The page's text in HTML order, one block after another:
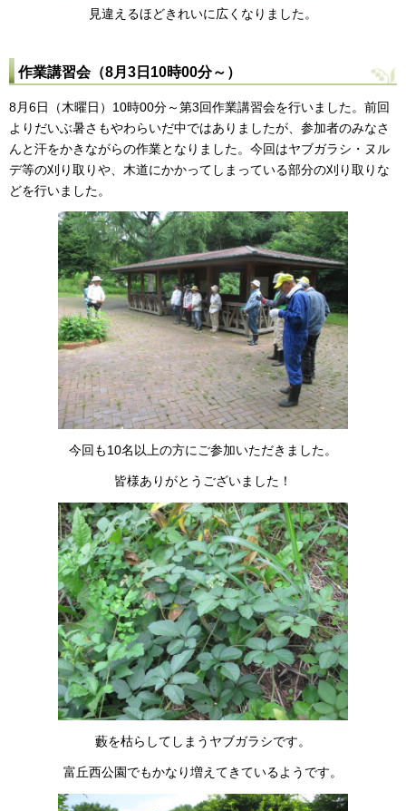
見違えるほどきれいに広くなりました。
作業講習会（8月3日10時00分～）
8月6日（木曜日）10時00分～第3回作業講習会を行いました。前回
よりだいぶ暑さもやわらいだ中ではありましたが、参加者のみなさ
んと汗をかきながらの作業となりました。今回はヤブガラシ・ヌル
デ等の刈り取りや、木道にかかってしまっている部分の刈り取りな
どを行いました。
今回も10名以上の方にご参加いただきました。
皆様ありがとうございました！
藪を枯らしてしまうヤブガラシです。
富丘西公園でもかなり増えてきているようです。